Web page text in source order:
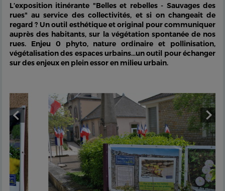
L’exposition itinérante "Belles et rebelles - Sauvages des
rues" au service des collectivités, et si on changeait de
regard ? Un outil esthétique et original pour communiquer
auprès des habitants, sur la végétation spontanée de nos
rues. Enjeu 0 phyto, nature ordinaire et pollinisation,
végétalisation des espaces urbains...un outil pour échanger
sur des enjeux en plein essor en milieu urbain.